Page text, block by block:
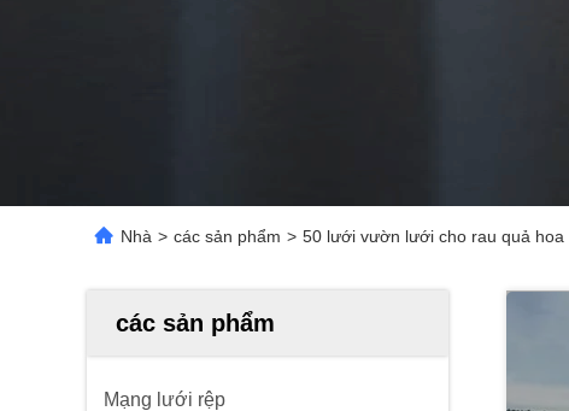
Nhà > các sản phẩm > 50 lưới vườn lưới cho rau quả hoa
các sản phẩm
Mạng lưới rệp